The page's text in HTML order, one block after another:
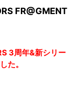
FR@GMENT
3周年&新シリー
た。